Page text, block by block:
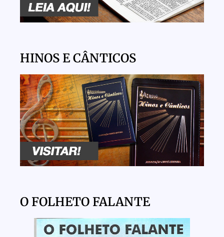
HINOS E CÂNTICOS
O FOLHETO FALANTE